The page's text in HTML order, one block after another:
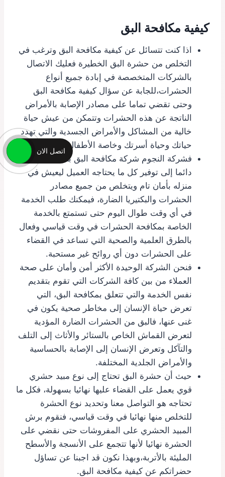
كيفية مكافحة البق
اذا كنت تتسائل عن كيفية مكافحة البق وترغب في
التخلص من حشرة البق الخطيرة فعليك الاتصال
بالشركات المتخصصة في إبادة جميع أنواع
الحشرات،للجابة عن سؤال كيفية مكافحة البق
وحتى تقضي تماما على مصادر الإصابة بالأمراض
الناتجة عن هذه الحشرات وتتمكن من عيش حياة
خالية من المشاكل والأمراض الجسدية والتي تهدد
حياتك وحياة أسرتك وخاصة الأطفال وكبار السن.
فشركة النجوم شركة مكافحة البق بالطائف تسعى
دائما إلى توفير كل ما يحتاجه العميل ليعيش في
منزله بأمان تام ويتخلص من جميع مصادر
الحشرات والبكتيريا الضارة، فيمكنك طلب الخدمة
في أي وقت طوال اليوم حتى تستمتع بالخدمة
الخاصة بمكافحة الحشرات في وقت قياسي وفعال
بالطرق العلمية والصحية التي تساعد في القضاء
على الحشرات دون أي روائح غير مستحبة.
فنحن الشركة الوحيدة الأكثر أمن وأمان على صحة
العملاء من بين كافة الشركات التي تقوم بتقديم
نفس الخدمة والتي تتعلق بمكافحة البق، التي
تعرض حياة الإنسان إلى مخاطر صحية يكون في
غنى عنها، فالبق من الحشرات الضارة المؤدية
لتعرض القماش الخاص بالستائر والأثاث إلى التلف
والتآكل وتعرض الإنسان إلى الإصابة بالحساسية
والأمراض الجلدية المختلفة.
حيث أن حشرة البق تحتاج إلى نوع مبيد حشري
قوي يعمل على القضاء عليها نهائيا بسهولة، فكل ما
تحتاجه هو التواصل معنا وتحديد نوع الحشرة
للتخلص منها نهائيا في وقت قياسي، فنقوم برش
المبيد الحشري على المفروشات حتى نقضي على
الحشرة نهائيا لأنها تتجمع على الأنسجة والأسطح
المليئة بالأتربة،وبهذا نكون قد اجبنا عن تساؤل
حضراتكم عن كيفية مكافحة البق.
اتصل الان